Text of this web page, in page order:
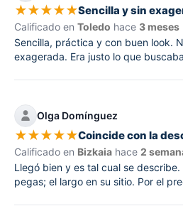
★★★★★Sencilla y sin
Calificado en Toledo hace 3 meses
Sencilla, práctica y con buen look.
exagerada. Era justo lo que
Olga Domínguez
★★★★★Coincide con la
Calificado en Bizkaia hace 2
Llegó bien y es tal cual se describe.
pegas; el largo en su sitio. Por el